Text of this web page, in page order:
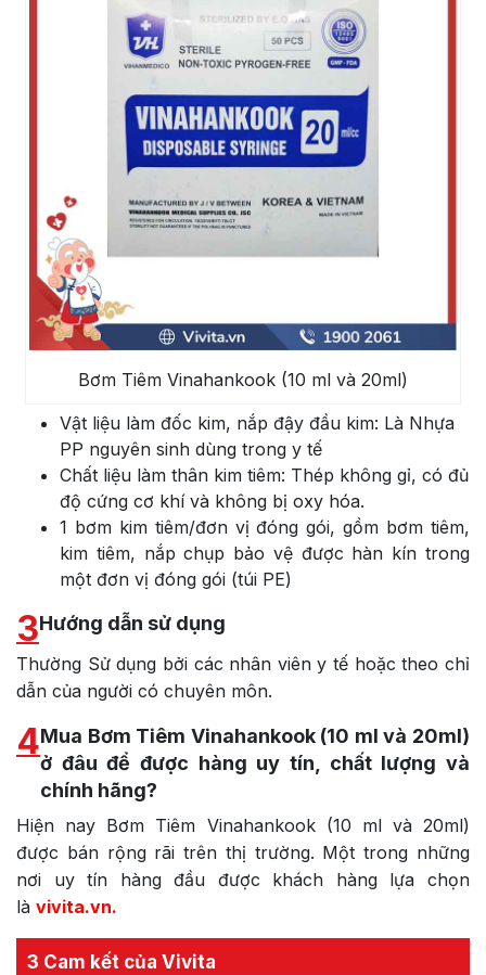
Bơm Tiêm Vinahankook (10 ml và 20ml)
Vật liệu làm đốc kim, nắp đậy đầu kim: Là Nhựa
PP nguyên sinh dùng trong y tế
Chất liệu làm thân kim tiêm: Thép không gỉ, có đủ
độ cứng cơ khí và không bị oxy hóa.
1 bơm kim tiêm/đơn vị đóng gói, gồm bơm tiêm,
kim tiêm, nắp chụp bảo vệ được hàn kín trong
một đơn vị đóng gói (túi PE)
3Hướng dẫn sử dụng
Thường Sử dụng bởi các nhân viên y tế hoặc theo chỉ
dẫn của người có chuyên môn.
4Mua Bơm Tiêm Vinahankook (10 ml và 20ml)
ở đâu để được hàng uy tín, chất lượng và
chính hãng?
Hiện nay Bơm Tiêm Vinahankook (10 ml và 20ml)
được bán rộng rãi trên thị trường. Một trong những
nơi uy tín hàng đầu được khách hàng lựa chọn
là vivita.vn.
3 Cam kết của Vivita